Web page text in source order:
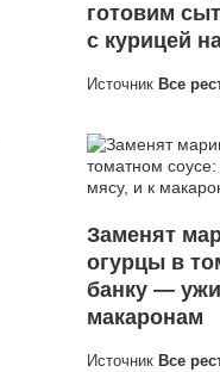
готовим
с курицей
Источник Все
Заменят
огурцы в
банку —
макаронам
Источник Все